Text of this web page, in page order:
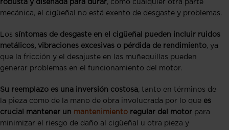
robusta y diseñada para durar, como cualquier otra parte
mecánica, el cigüeñal no está exento de desgaste y problemas.
Los síntomas de desgaste en el cigüeñal pueden incluir ruidos
metálicos, vibraciones excesivas o pérdida de rendimiento, ya
que la fricción y el desajuste en las muñequillas pueden
generar problemas en el funcionamiento del motor.
Su reemplazo es una inversión costosa, tanto en términos de
la pieza como de la mano de obra involucrada por lo que es
crucial mantener un mantenimiento regular del motor para
minimizar el riesgo de daño al cigüeñal u otra pieza y